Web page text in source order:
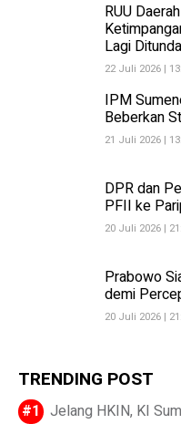
RUU
Lagi Ditunda
22 Juli 2026 |
IPM
Beberkan
21 Juli 2026 |
DPR dan
PFII ke
20 Juli 2026 |
Prabowo
demi
20 Juli 2026 |
TRENDING POST
Jelang HKIN, KI